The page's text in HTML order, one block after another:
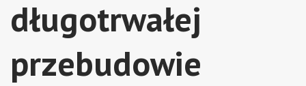
długotrwałej
przebudowie